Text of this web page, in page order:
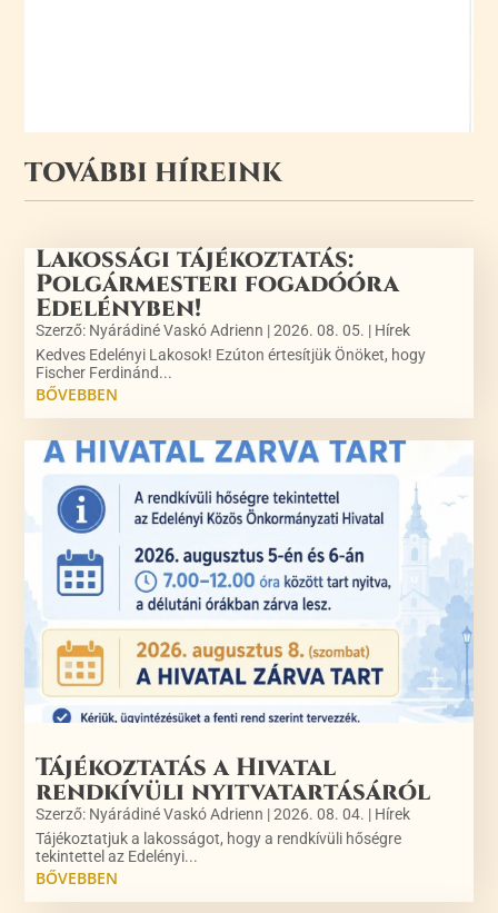
TOVÁBBI HÍREINK
Lakossági tájékoztatás:
Polgármesteri fogadóóra
Edelényben!
Szerző: Nyárádiné Vaskó Adrienn |2026. 08. 05. | Hírek
Kedves Edelényi Lakosok! Ezúton értesítjük Önöket, hogy
Fischer Ferdinánd...
BŐVEBBEN
Tájékoztatás a Hivatal
rendkívüli nyitvatartásáról
Szerző: Nyárádiné Vaskó Adrienn |2026. 08. 04. | Hírek
Tájékoztatjuk a lakosságot, hogy a rendkívüli hőségre
tekintettel az Edelényi...
BŐVEBBEN